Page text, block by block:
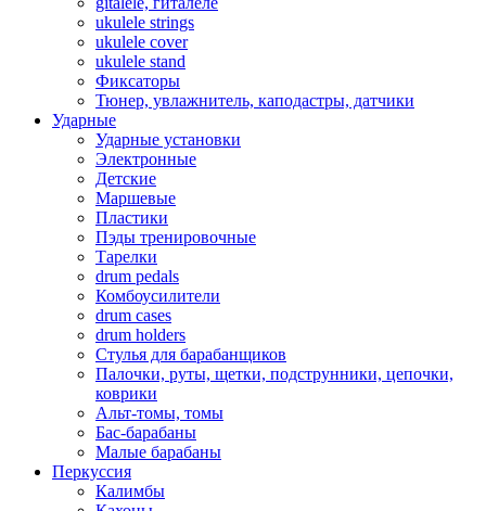
ukulele strings
ukulele cover
ukulele stand
Фиксаторы
Тюнер, увлажнитель, каподастры, датчики
Ударные
Ударные установки
Электронные
Детские
Маршевые
Пластики
Пэды тренировочные
Тарелки
drum pedals
Комбоусилители
drum cases
drum holders
Стулья для барабанщиков
Палочки, руты, щетки, подструнники, цепочки,
коврики
Альт-томы, томы
Бас-барабаны
Малые барабаны
Перкуссия
Калимбы